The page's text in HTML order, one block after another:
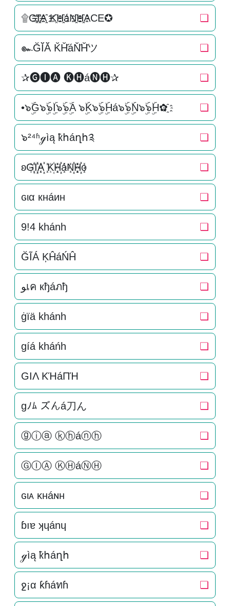
۩G҈I҈҈A҈҈ K҈H҈҈áN҈҈H҈҈ACE✪ ❏
๛ĞĬ̆Ă̆ K̆H̆̆áN̆̆H̆̆ツ ❏
✰🅖🅘🅐 🅚🅗á🅝🅗✰ ❏
•๖ۣۜG๖ۣۜ๖ۣۜI๖ۣۜ๖ۣۜA ๖ۣۜK๖ۣۜ๖ۣۜHá๖ۣۜ๖ۣۜN๖ۣۜ๖ۣۜH✿҈ ❏
๖²⁴ʱℊìą ҟհáղհ༉ ❏
ʚG꙰I꙰꙰A꙰꙰ K꙰H꙰꙰áN꙰꙰H꙰꙰ɞ ❏
ɢια кнáин ❏
9!4 khánh ❏
ĞĨÁ ĶĤáŃĤ ❏
ﻮเค кђáภђ ❏
ġïä khánh ❏
gíá kháńh ❏
GIΛ KΉáПΉ ❏
gﾉﾑ ズんá刀ん ❏
ⓖⓘⓐ ⓚⓗáⓝⓗ ❏
ⒼⒾⒶ ⓀⒽáⓃⒽ ❏
ԍιᴀ κнáɴн ❏
ɓıɐ ʞɥánɥ ❏
ℊìą ҟհáղհ ❏
ջ¡α ƙɦáทɦ ❏